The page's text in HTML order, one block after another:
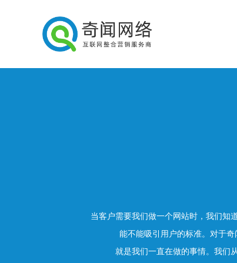
当客户需要我们做一个网站时，我们知
能不能吸引用户的标准。对于
就是我们一直在做的事情。我们